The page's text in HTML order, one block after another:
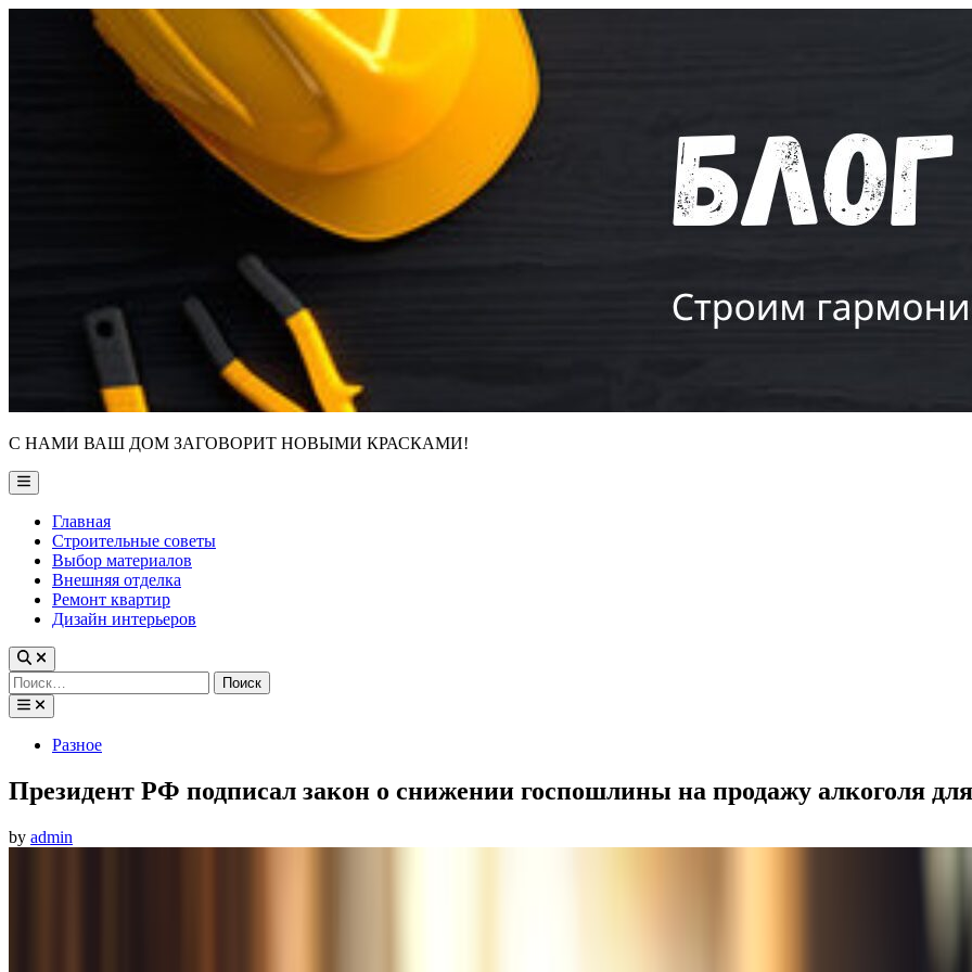
С НАМИ ВАШ ДОМ ЗАГОВОРИТ НОВЫМИ КРАСКАМИ!
Main
Menu
Главная
Строительные советы
Выбор материалов
Внешняя отделка
Ремонт квартир
Дизайн интерьеров
Найти:
PostedРазное
Президент РФ подписал закон о снижении госпошлины на продажу алкоголя
by admin